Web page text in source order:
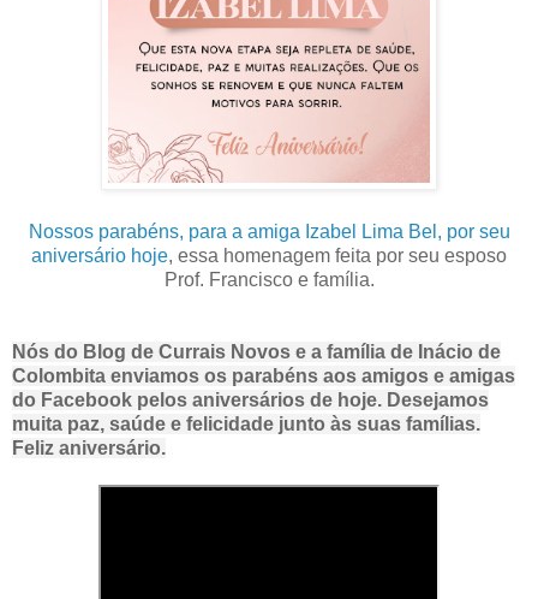
Nossos parabéns, para a amiga Izabel Lima Bel, por seu
aniversário hoje, essa homenagem feita por seu esposo
Prof. Francisco e família.
Nós do Blog de Currais Novos e a família de Inácio de
Colombita enviamos os parabéns aos amigos e amigas
do Facebook pelos aniversários de hoje. Desejamos
muita paz, saúde e felicidade junto às suas famílias.
Feliz aniversário.